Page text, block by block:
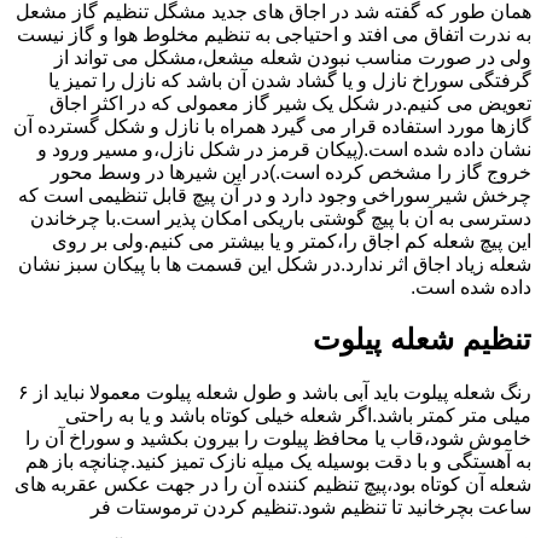
همان طور که گفته شد در اجاق های جدید مشگل تنظیم گاز مشعل
به ندرت اتفاق می افتد و احتیاجی به تنظیم مخلوط هوا و گاز نیست
ولی در صورت مناسب نبودن شعله مشعل،مشکل می تواند از
گرفتگی سوراخ نازل و یا گشاد شدن آن باشد که نازل را تمیز یا
تعویض می کنیم.در شکل یک شیر گاز معمولی که در اکثر اجاق
گازها مورد استفاده قرار می گیرد همراه با نازل و شکل گسترده آن
نشان داده شده است.(پیکان قرمز در شکل نازل،و مسیر ورود و
خروج گاز را مشخص کرده است.)در این شیرها در وسط محور
چرخش شیر سوراخی وجود دارد و در آن پیچ قابل تنظیمی است که
دسترسی به آن با پیچ گوشتی باریکی امکان پذیر است.با چرخاندن
این پیچ شعله کم اجاق را،کمتر و یا بیشتر می کنیم.ولی بر روی
شعله زیاد اجاق اثر ندارد.در شکل این قسمت ها با پیکان سبز نشان
داده شده است.
تنظیم شعله پیلوت
رنگ شعله پیلوت باید آبی باشد و طول شعله پیلوت معمولا نباید از ۶
میلی متر کمتر باشد.اگر شعله خیلی کوتاه باشد و یا به راحتی
خاموش شود،قاب یا محافظ پیلوت را بیرون بکشید و سوراخ آن را
به آهستگی و با دقت بوسیله یک میله نازک تمیز کنید.چنانچه باز هم
شعله آن کوتاه بود،پیچ تنظیم کننده آن را در جهت عکس عقربه های
ساعت بچرخانید تا تنظیم شود.تنظیم کردن ترموستات فر